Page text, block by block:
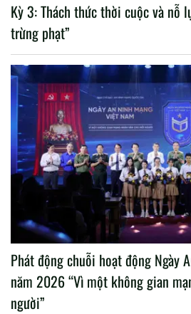
Kỳ 3: Thách thức thời cuộc và nỗ
trừng phạt”
Phát động chuỗi hoạt động Ngày
năm 2026 “Vì một không gian
người”